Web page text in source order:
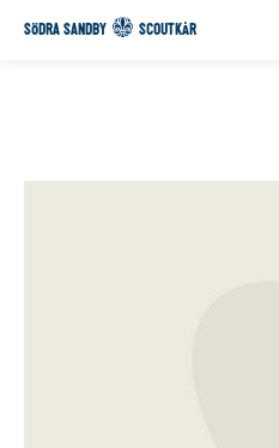
SÖDRA SANDBY SCOUTKÅR